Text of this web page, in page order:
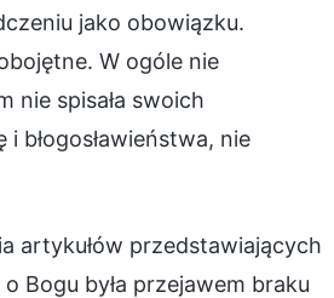
jako obowiązku.
W ogóle nie
nie spisała swoich
błogosławieństwa, nie
artykułów przedstawiających
Bogu była przejawem braku